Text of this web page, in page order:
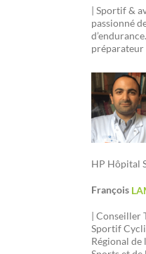
| Sportif &
passionné
préparateur
HP Hôpital
François
| Conseiller
Sportif
Régional de